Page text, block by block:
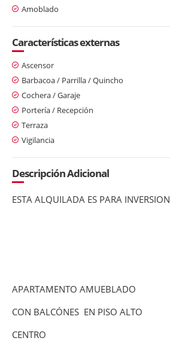
Amoblado
Características externas
Ascensor
Barbacoa / Parrilla / Quincho
Cochera / Garaje
Portería / Recepción
Terraza
Vigilancia
Descripción Adicional
ESTA ALQUILADA ES PARA INVERSION
APARTAMENTO AMUEBLADO
CON BALCÓNES EN PISO ALTO
CENTRO